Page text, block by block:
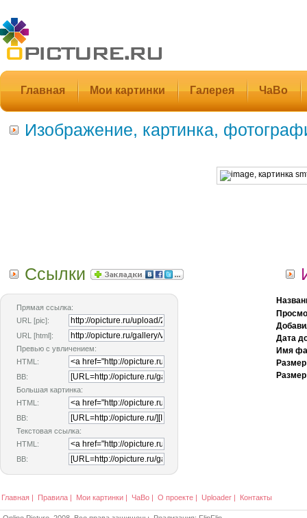
Главная Мои картинки Галерея ЧаВо
Изображение, картинка,
Ссылки
Прямая ссылка:
URL [pic]:
URL [html]:
Превью с увличением:
HTML:
BB:
Большая картинка:
HTML:
BB:
Текстовая ссылка:
HTML:
BB:
Дата
Имя
Главная | Правила | Мои картинки | ЧаВо | О проекте | Uploader | Контакты